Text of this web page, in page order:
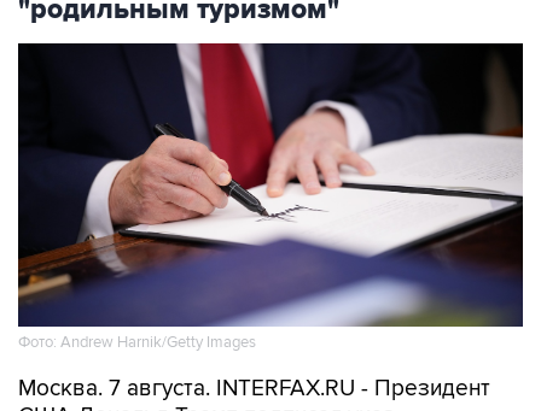
"родильным туризмом"
Фото: Andrew Harnik/Getty Images
Москва. 7 августа. INTERFAX.RU - Президент